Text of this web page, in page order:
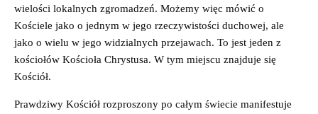
wielości lokalnych zgromadzeń. Możemy więc mówić o
Kościele jako o jednym w jego rzeczywistości duchowej, ale
jako o wielu w jego widzialnych przejawach. To jest jeden z
kościołów Kościoła Chrystusa. W tym miejscu znajduje się
Kościół.
Prawdziwy Kościół rozproszony po całym świecie manifestuje